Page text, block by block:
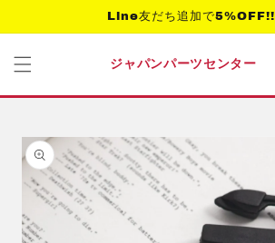
進む
Line友だち追加で5%OFF!!
ジャパンパーツセンター
商品情
報にス
キップ